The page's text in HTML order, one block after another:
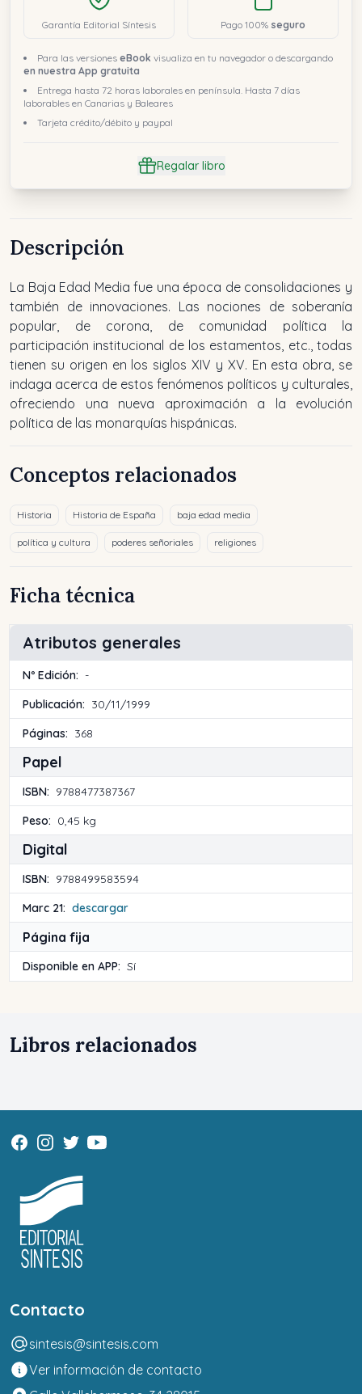
Garantía Editorial Síntesis Pago 100% seguro
Para las versiones eBook visualiza en tu navegador o descargando
en nuestra App gratuita
Entrega hasta 72 horas laborales en península. Hasta 7 días
laborables en Canarias y Baleares
Tarjeta crédito/débito y paypal
Regalar libro
Descripción
La Baja Edad Media fue una época de consolidaciones y
también de innovaciones. Las nociones de soberanía
popular, de corona, de comunidad política la
participación institucional de los estamentos, etc., todas
tienen su origen en los siglos XIV y XV. En esta obra, se
indaga acerca de estos fenómenos políticos y culturales,
ofreciendo una nueva aproximación a la evolución
política de las monarquías hispánicas.
Conceptos relacionados
Historia Historia de España baja edad media
política y cultura poderes señoriales religiones
Ficha técnica
Atributos generales
Nº Edición: -
Publicación: 30/11/1999
Páginas: 368
Papel
ISBN: 9788477387367
Peso: 0,45 kg
Digital
ISBN: 9788499583594
Marc 21: descargar
Página fija
Disponible en APP: Sí
Libros relacionados
Contacto
sintesis@sintesis.com
Ver información de contacto